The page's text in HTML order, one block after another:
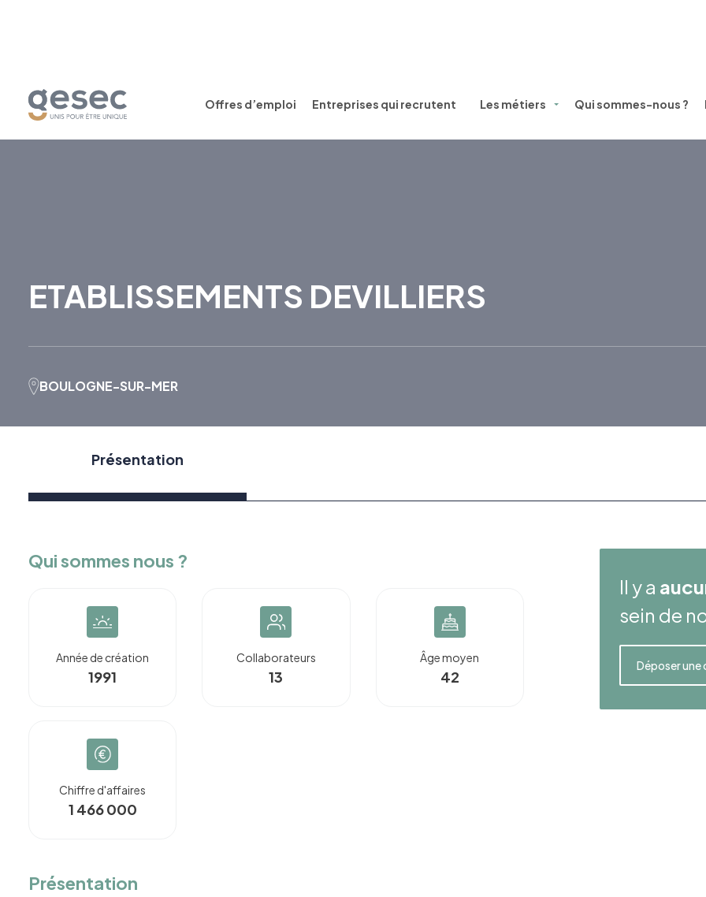
Offres d’emploi Entreprises qui recrutent Les métiers Qui sommes-nous ?
ETABLISSEMENTS DEVILLIERS
BOULOGNE-SUR-MER
Présentation
Qui sommes nous ?
Année de création
1991
Collaborateurs
13
Âge moyen
42
Chiffre d'affaires
1 466 000
Présentation
Il y a
sein de
Déposer